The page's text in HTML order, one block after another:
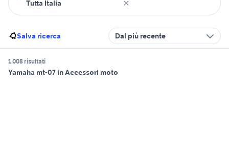
Salva ricerca Dal più recente
1.008 risultati
Yamaha mt-07 in Accessori moto